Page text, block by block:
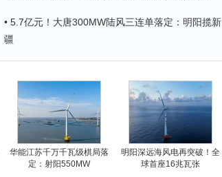
• 5.7亿元！大唐300MW陆风三连单落定：明阳揽新
疆
华能江苏千万千瓦级棋局落
定：射阳550MW
明阳深远海风电再突破！全
球首座16兆瓦张